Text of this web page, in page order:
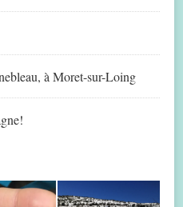
à Moret-sur-Loing